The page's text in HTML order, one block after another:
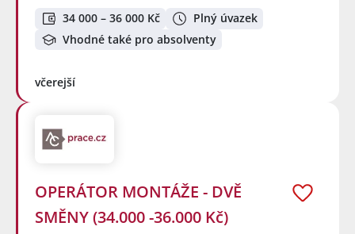
34 000 – 36 000 Kč
Plný úvazek
Vhodné také pro absolventy
včerejší
OPERÁTOR MONTÁŽE - DVĚ
SMĚNY (34.000 -36.000 Kč)